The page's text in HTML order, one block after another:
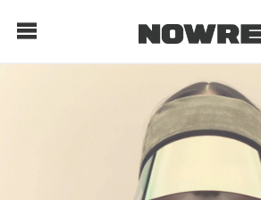
每日鲜榨
现客视点